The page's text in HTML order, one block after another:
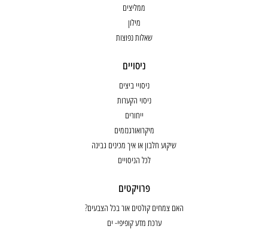
ממליצים
מילון
שאלות נפוצות
ניסויים
ניסויי ביצים
ניסוי הקערות
ייחורים
מיקרואורגנזמים
שיקוע חלבון או איך מכינים גבינה
לכל הניסויים
פרויקטים
האם צמחים קולטים אור בכל הצבעים?
ערכת מדע קופיפי- ים